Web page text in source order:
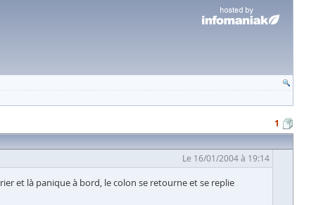
1
Le 16/01/2004 à 19:14
et là panique à bord, le colon se retourne et se replie